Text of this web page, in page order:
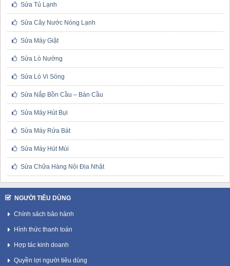
Sửa Tủ Lạnh
Sửa Cây Nước Nóng Lạnh
Sửa Máy Giặt
Sửa Lò Nướng
Sửa Lò Vi Sóng
Sửa Nắp Bồn Cầu – Bàn Cầu
Sửa Máy Hút Bụi
Sửa Máy Rửa Bát
Sửa Máy Hút Mùi
Sửa Chữa Hàng Nội Địa Nhật
NGƯỜI TIÊU DÙNG
Chính sách bảo hành
Hình thức thanh toán
Hợp tác kinh doanh
Quyền lợi người tiêu dùng